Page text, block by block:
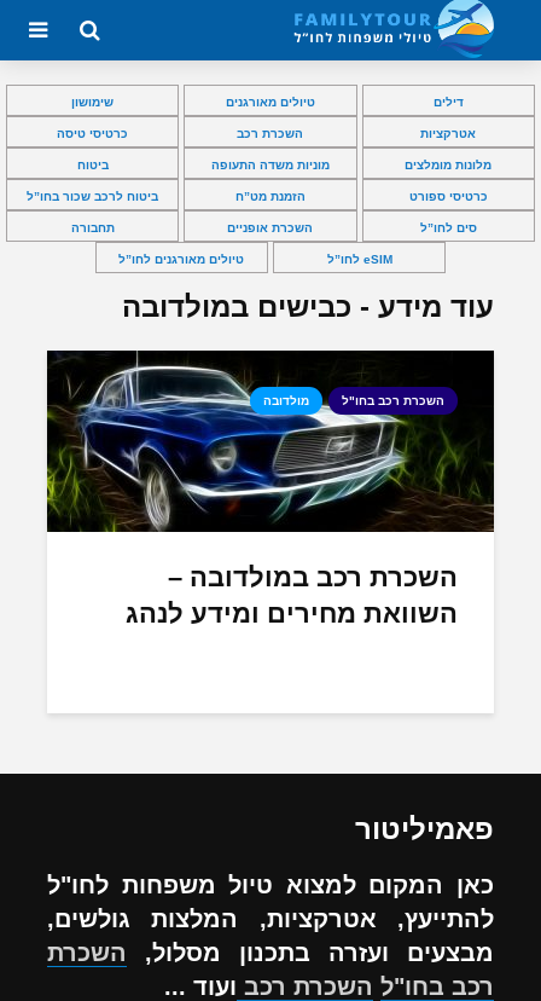
דילים טיולים מאורגנים שימושון
אטרקציות השכרת רכב כרטיסי טיסה
מלונות מומלצים מוניות משדה התעופה ביטוח
כרטיסי ספורט הזמנת מט”ח ביטוח לרכב שכור בחו”ל
סים לחו”ל השכרת אופניים תחבורה
eSIM לחו”ל טיולים מאורגנים לחו”ל
עוד מידע - כבישים במולדובה
השכרת רכב בחו"ל מולדובה
השכרת רכב במולדובה –
השוואת מחירים ומידע לנהג
פאמיליטור
כאן המקום למצוא טיול משפחות לחו"ל
להתייעץ, אטרקציות, המלצות גולשים,
מבצעים ועזרה בתכנון מסלול, השכרת
רכב בחו"ל השכרת רכב ועוד ...